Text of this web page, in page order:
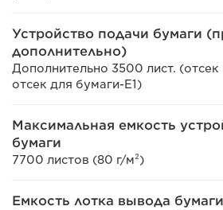
Устройство подачи бумаги
дополнительно)
Дополнительно 3500 лист. (отсек
отсек для бумаги-E1)
Максимальная емкость
бумаги
7700 листов (80 г/м²)
Емкость лотка вывода бумаги